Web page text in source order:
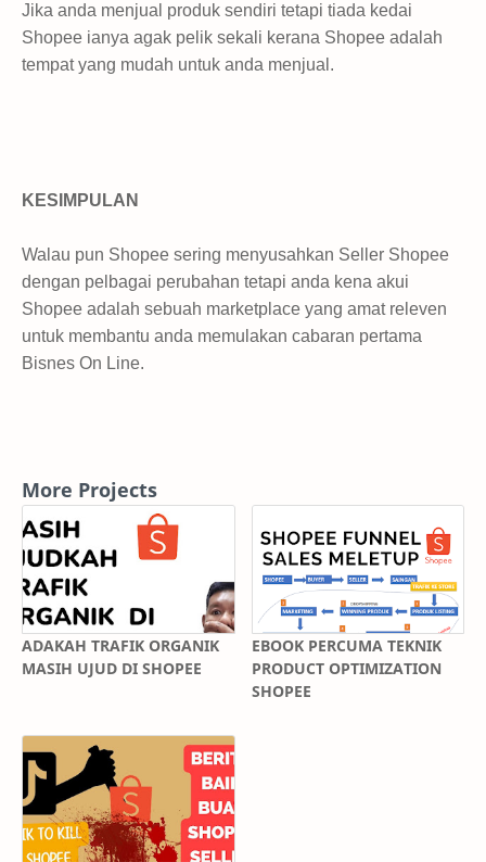
Jika anda menjual produk sendiri tetapi tiada kedai
Shopee ianya agak pelik sekali kerana Shopee adalah
tempat yang mudah untuk anda menjual.
KESIMPULAN
Walau pun Shopee sering menyusahkan Seller Shopee
dengan pelbagai perubahan tetapi anda kena akui
Shopee adalah sebuah marketplace yang amat releven
untuk membantu anda memulakan cabaran pertama
Bisnes On Line.
More Projects
ADAKAH TRAFIK ORGANIK
MASIH UJUD DI SHOPEE
EBOOK PERCUMA TEKNIK
PRODUCT OPTIMIZATION
SHOPEE